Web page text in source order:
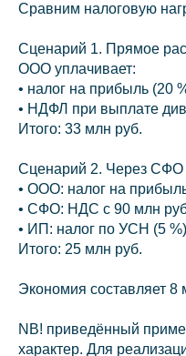
Сравним налоговую
Сценарий 1. Прямое
ООО уплачивает:
• налог на прибыль (20
• НДФЛ при выплате
Итого: 33 млн руб.
Сценарий 2. Через
• ООО: налог на
• СФО: НДС с 90 млн
• ИП: налог по УСН (5
Итого: 25 млн руб.
Экономия составляет 8
NB! приведённый
характер. Для